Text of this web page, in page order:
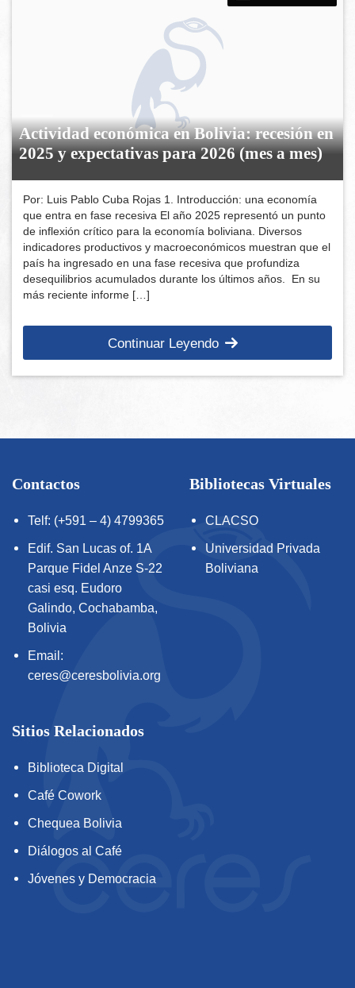
Actividad económica en Bolivia: recesión en
2025 y expectativas para 2026 (mes a mes)
Por: Luis Pablo Cuba Rojas 1. Introducción: una economía
que entra en fase recesiva El año 2025 representó un punto
de inflexión crítico para la economía boliviana. Diversos
indicadores productivos y macroeconómicos muestran que el
país ha ingresado en una fase recesiva que profundiza
desequilibrios acumulados durante los últimos años. En su
más reciente informe […]
Continuar Leyendo
Contactos
Telf: (+591 – 4) 4799365
Edif. San Lucas of. 1A
Parque Fidel Anze S-22
casi esq. Eudoro
Galindo, Cochabamba,
Bolivia
Email:
ceres@ceresbolivia.org
Bibliotecas Virtuales
CLACSO
Universidad Privada
Boliviana
Sitios Relacionados
Biblioteca Digital
Café Cowork
Chequea Bolivia
Diálogos al Café
Jóvenes y Democracia